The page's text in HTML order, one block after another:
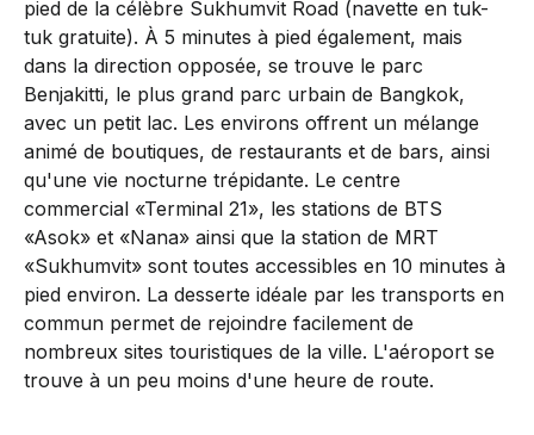
pied de la célèbre Sukhumvit Road (navette en tuk-
tuk gratuite). À 5 minutes à pied également, mais
dans la direction opposée, se trouve le parc
Benjakitti, le plus grand parc urbain de Bangkok,
avec un petit lac. Les environs offrent un mélange
animé de boutiques, de restaurants et de bars, ainsi
qu'une vie nocturne trépidante. Le centre
commercial «Terminal 21», les stations de BTS
«Asok» et «Nana» ainsi que la station de MRT
«Sukhumvit» sont toutes accessibles en 10 minutes à
pied environ. La desserte idéale par les transports en
commun permet de rejoindre facilement de
nombreux sites touristiques de la ville. L'aéroport se
trouve à un peu moins d'une heure de route.